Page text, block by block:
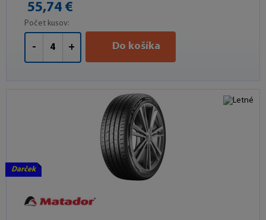
55,74 €
Počet kusov:
- + Do košíka
Darček